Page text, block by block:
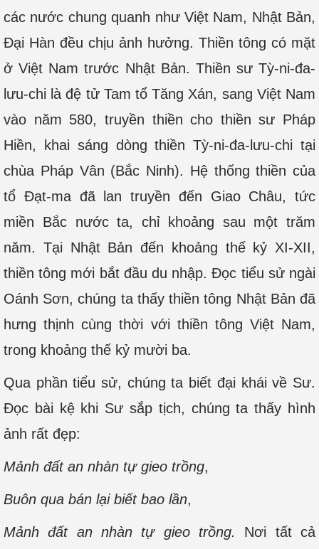
các nước chung quanh như Việt Nam, Nhật Bản,
Đại Hàn đều chịu ảnh hưởng. Thiền tông có mặt
ở Việt Nam trước Nhật Bản. Thiền sư Tỳ-ni-đa-
lưu-chi là đệ tử Tam tổ Tăng Xán, sang Việt Nam
vào năm 580, truyền thiền cho thiền sư Pháp
Hiền, khai sáng dòng thiền Tỳ-ni-đa-lưu-chi tại
chùa Pháp Vân (Bắc Ninh). Hệ thống thiền của
tổ Đạt-ma đã lan truyền đến Giao Châu, tức
miền Bắc nước ta, chỉ khoảng sau một trăm
năm. Tại Nhật Bản đến khoảng thế kỷ XI-XII,
thiền tông mới bắt đầu du nhập. Đọc tiểu sử ngài
Oánh Sơn, chúng ta thấy thiền tông Nhật Bản đã
hưng thịnh cùng thời với thiền tông Việt Nam,
trong khoảng thế kỷ mười ba.
Qua phần tiểu sử, chúng ta biết đại khái về Sư.
Đọc bài kệ khi Sư sắp tịch, chúng ta thấy hình
ảnh rất đẹp:
Mảnh đất an nhàn tự gieo trồng,
Buôn qua bán lại biết bao lần,
Mảnh đất an nhàn tự gieo trồng. Nơi tất cả